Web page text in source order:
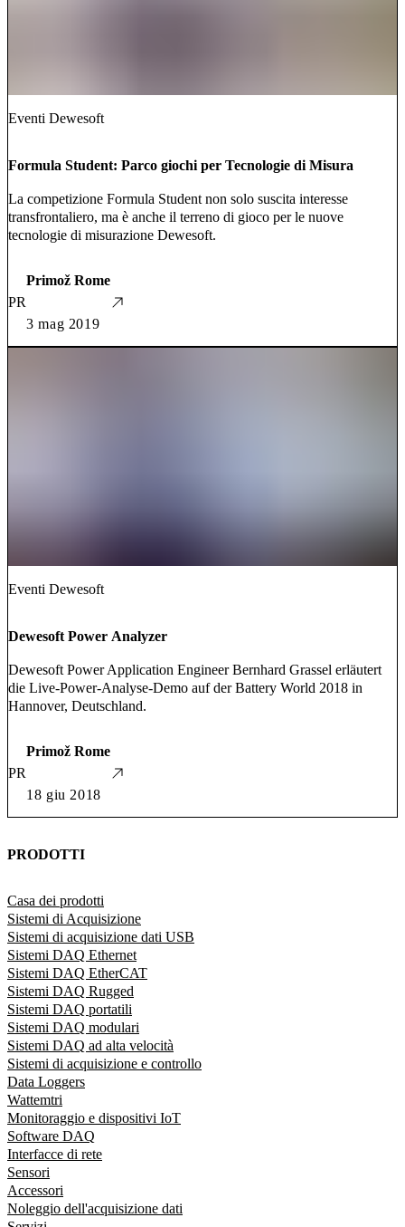
Eventi Dewesoft
Formula Student: Parco giochi per Tecnologie di Misura
La competizione Formula Student non solo suscita interesse
transfrontaliero, ma è anche il terreno di gioco per le nuove
tecnologie di misurazione Dewesoft.
PR
Primož Rome
3 mag 2019
Eventi Dewesoft
Dewesoft Power Analyzer
Dewesoft Power Application Engineer Bernhard Grassel erläutert
die Live-Power-Analyse-Demo auf der Battery World 2018 in
Hannover, Deutschland.
PR
Primož Rome
18 giu 2018
PRODOTTI
Casa dei prodotti
Sistemi di Acquisizione
Sistemi di acquisizione dati USB
Sistemi DAQ Ethernet
Sistemi DAQ EtherCAT
Sistemi DAQ Rugged
Sistemi DAQ portatili
Sistemi DAQ modulari
Sistemi DAQ ad alta velocità
Sistemi di acquisizione e controllo
Data Loggers
Wattemtri
Monitoraggio e dispositivi IoT
Software DAQ
Interfacce di rete
Sensori
Accessori
Noleggio dell'acquisizione dati